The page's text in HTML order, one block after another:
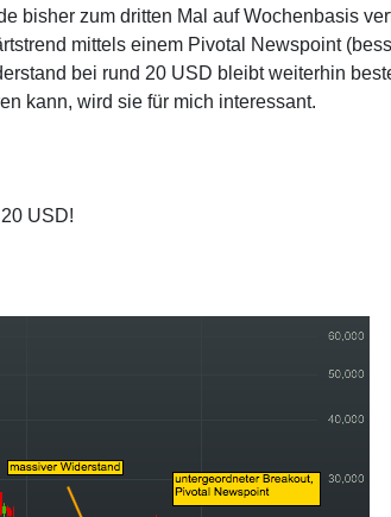
bisher zum dritten Mal auf Wochenbasis
mittels einem Pivotal Newspoint
bei rund 20 USD bleibt weiterhin
kann, wird sie für mich interessant.
USD!